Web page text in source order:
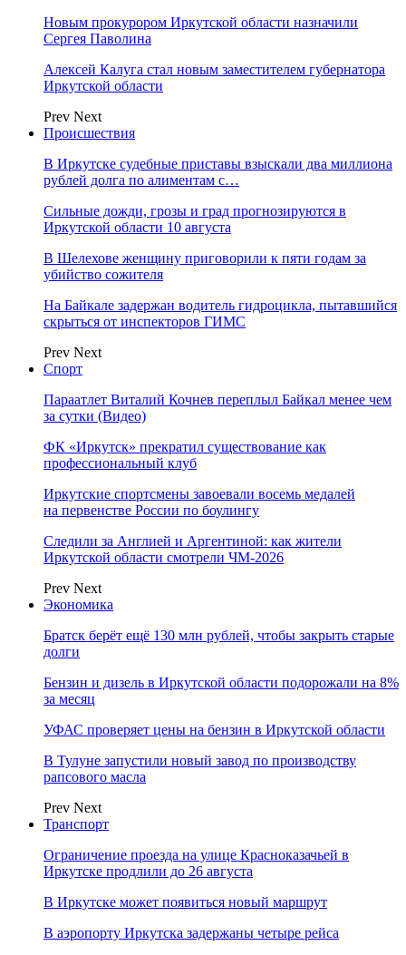
Новым прокурором Иркутской области назначили
Сергея Паволина
Алексей Калуга стал новым заместителем губернатора
Иркутской области
Prev Next
Происшествия
В Иркутске судебные приставы взыскали два миллиона
рублей долга по алиментам с…
Сильные дожди, грозы и град прогнозируются в
Иркутской области 10 августа
В Шелехове женщину приговорили к пяти годам за
убийство сожителя
На Байкале задержан водитель гидроцикла, пытавшийся
скрыться от инспекторов ГИМС
Prev Next
Спорт
Параатлет Виталий Кочнев переплыл Байкал менее чем
за сутки (Видео)
ФК «Иркутск» прекратил существование как
профессиональный клуб
Иркутские спортсмены завоевали восемь медалей
на первенстве России по боулингу
Следили за Англией и Аргентиной: как жители
Иркутской области смотрели ЧМ-2026
Prev Next
Экономика
Братск берёт ещё 130 млн рублей, чтобы закрыть старые
долги
Бензин и дизель в Иркутской области подорожали на 8%
за месяц
УФАС проверяет цены на бензин в Иркутской области
В Тулуне запустили новый завод по производству
рапсового масла
Prev Next
Транспорт
Ограничение проезда на улице Красноказачьей в
Иркутске продлили до 26 августа
В Иркутске может появиться новый маршрут
В аэропорту Иркутска задержаны четыре рейса